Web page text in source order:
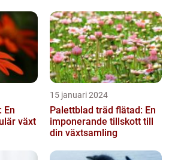
En
växt
15 januari 2024
Palettblad träd flätad: En
imponerande tillskott till
din växtsamling